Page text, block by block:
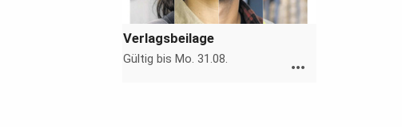
Verlagsbeilage
Gültig bis Mo. 31.08. more_horiz